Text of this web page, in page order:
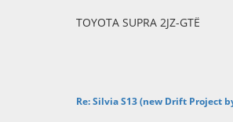
TOYOTA SUPRA 2JZ-GTЁ
Re: Silvia S13 (new Drift Project